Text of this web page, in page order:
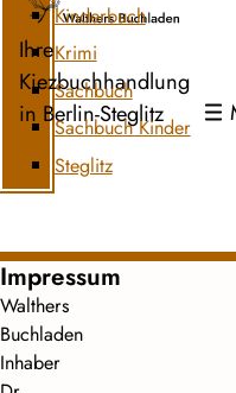
Ihre
Kiezbuchhandlung
in Berlin-Steglitz
Kinderbuch
Krimi
Sachbuch
Sachbuch Kinder
Steglitz
Impressum
Walthers
Buchladen
Inhaber